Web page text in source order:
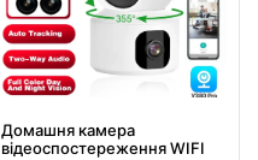
Домашня камера
відеоспостереження WIFI